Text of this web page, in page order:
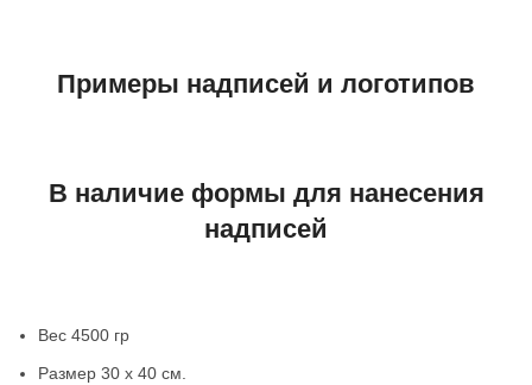
Примеры надписей и логотипов
В наличие формы для нанесения
надписей
Вес 4500 гр
Размер 30 х 40 см.